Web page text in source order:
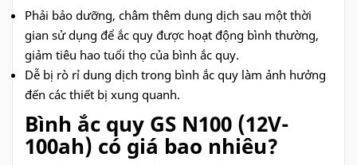
Phải bảo dưỡng, châm thêm dung dịch sau một thời
gian sử dụng để ắc quy được hoạt động bình thường,
giảm tiêu hao tuổi thọ của bình ắc quy.
Dễ bị rò rỉ dung dịch trong bình ắc quy làm ảnh hưởng
đến các thiết bị xung quanh.
Bình ắc quy GS N100 (12V-
100ah) có giá bao nhiêu?